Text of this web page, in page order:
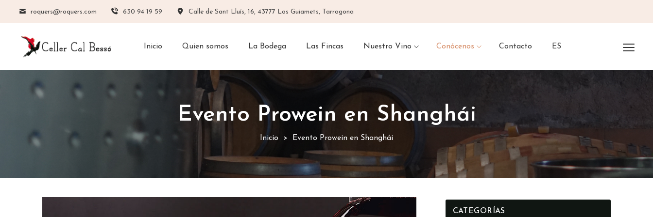
roquers@roquers.com 630 94 19 59 Calle de Sant Lluís, 16, 43777 Los Guiamets, Tarragona
Inicio Quien somos La Bodega Las Fincas Nuestro Vino Conócenos Contacto ES
Evento Prowein en Shanghái
Inicio Evento Prowein en Shanghái
CATEGORÍAS